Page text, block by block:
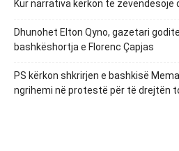
Kur narrativa kërkon të zëvendësojë
Dhunohet Elton Qyno, gazetari
bashkëshortja e Florenc Çapjas
PS kërkon shkrirjen e bashkisë
ngrihemi në protestë për të drejtën